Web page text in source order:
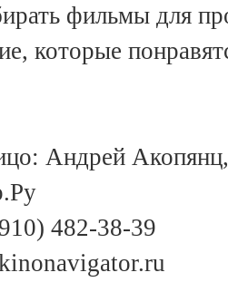
фильмы для
которые
Андрей
482-38-39